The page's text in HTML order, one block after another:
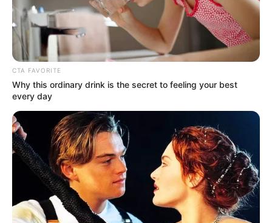
CTA FAVORITE
Why this ordinary drink is the secret to feeling your best
every day